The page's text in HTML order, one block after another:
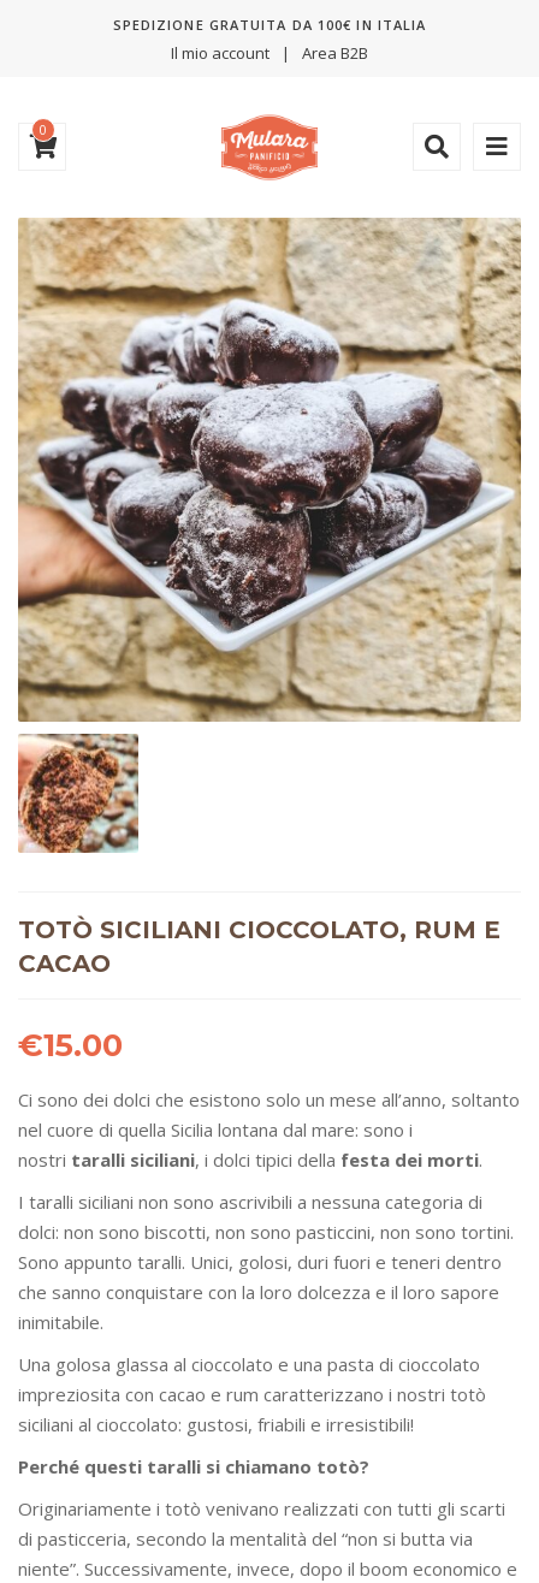
SPEDIZIONE GRATUITA DA 100€ IN ITALIA
Il mio account Area B2B
0
TOTÒ SICILIANI CIOCCOLATO, RUM E
CACAO
€15.00
Ci sono dei dolci che esistono solo un mese all’anno, soltanto
nel cuore di quella Sicilia lontana dal mare: sono i
nostri taralli siciliani, i dolci tipici della festa dei morti.
I taralli siciliani non sono ascrivibili a nessuna categoria di
dolci: non sono biscotti, non sono pasticcini, non sono tortini.
Sono appunto taralli. Unici, golosi, duri fuori e teneri dentro
che sanno conquistare con la loro dolcezza e il loro sapore
inimitabile.
Una golosa glassa al cioccolato e una pasta di cioccolato
impreziosita con cacao e rum caratterizzano i nostri totò
siciliani al cioccolato: gustosi, friabili e irresistibili!
Perché questi taralli si chiamano totò?
Originariamente i totò venivano realizzati con tutti gli scarti
di pasticceria, secondo la mentalità del “non si butta via
niente”. Successivamente, invece, dopo il boom economico e